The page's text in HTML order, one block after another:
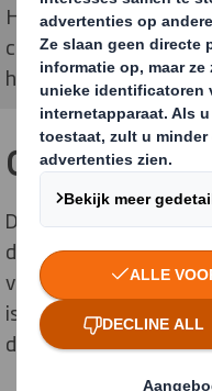
Het prijswinnend
constructie, goede
het golfkarton
Ontworpen
De motivatie van de
de, 100 procent van
verpakking zo goed
is om zwaar materieel
dat het een opvallend